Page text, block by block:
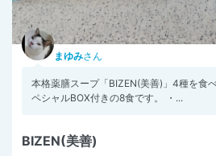
まゆみさん
本格薬膳スープ「BIZEN(美善)」4種を食
ペシャルBOX付きの8食です。 ・...
BIZEN(美善)